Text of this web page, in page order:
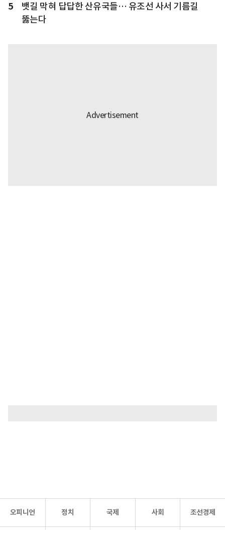
5
뱃길 막혀 답답한 산유국들… 유조선 사서 기름길
뚫는다
오피니언 정치 국제 사회 조선경제